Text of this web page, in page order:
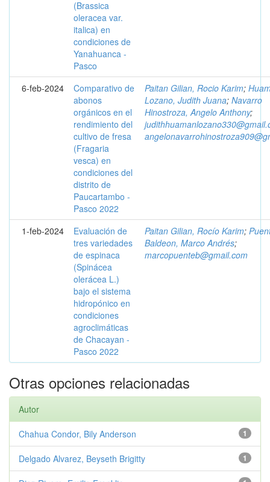
(Brassica
oleracea var.
italica) en
condiciones de
Yanahuanca -
Pasco
6-feb-2024
Comparativo de
abonos
orgánicos en el
rendimiento del
cultivo de fresa
(Fragaria
vesca) en
condiciones del
distrito de
Paucartambo -
Pasco 2022
Paitan Gilian, Rocio Karim;
Lozano, Judith Juana; Navarro
Hinostroza, Angelo Anthony;
1-feb-2024
Evaluación de
tres variedades
de espinaca
(Spinácea
olerácea L.)
bajo el sistema
hidropónico en
condiciones
agroclimáticas
de Chacayan -
Pasco 2022
Paitan Gilian, Rocío Karim;
Baldeon, Marco Andrés;
marcopuenteb@gmail.com
Otras opciones relacionadas
Autor
1
Chahua Condor, Bily Anderson
1
Delgado Alvarez, Beyseth Brigitty